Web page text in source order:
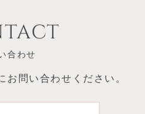
合わせ
お問い合わせください。